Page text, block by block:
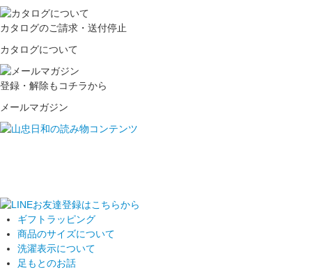
カタログのご請求・送付停止
カタログについて
登録・解除もコチラから
メールマガジン
ギフトラッピング
商品のサイズについて
洗濯表示について
足もとのお話